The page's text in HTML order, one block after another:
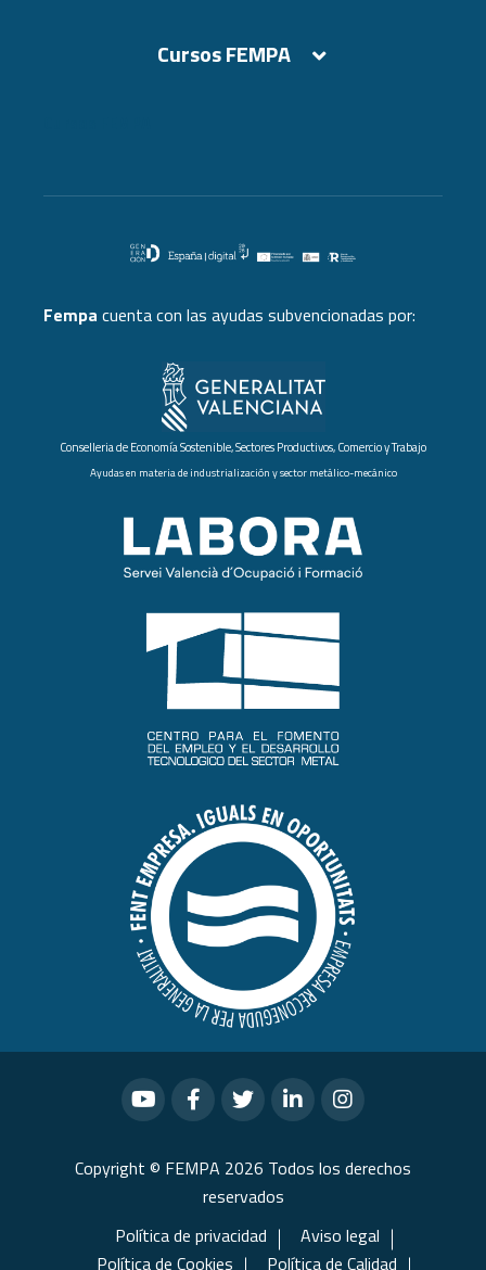
Cursos FEMPA
Fempa cuenta con las ayudas subvencionadas por:
Conselleria de Economía Sostenible, Sectores Productivos, Comercio y Trabajo
Ayudas en materia de industrialización y sector metálico-mecánico
Copyright © FEMPA 2026 Todos los derechos
reservados
Política de privacidad
Aviso legal
Política de Cookies
Política de Calidad